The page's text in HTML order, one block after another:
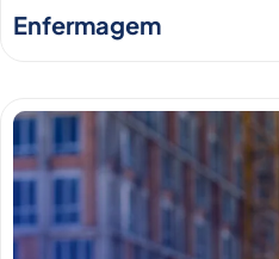
Enfermagem